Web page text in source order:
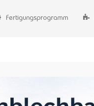
Fertigungsprogramm